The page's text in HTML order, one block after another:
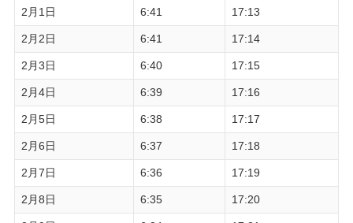
2月1日 6:41 17:13
2月2日 6:41 17:14
2月3日 6:40 17:15
2月4日 6:39 17:16
2月5日 6:38 17:17
2月6日 6:37 17:18
2月7日 6:36 17:19
2月8日 6:35 17:20